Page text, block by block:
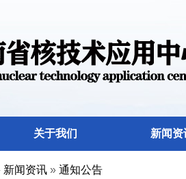
关于我们 新闻资
新闻资讯 » 通知公告